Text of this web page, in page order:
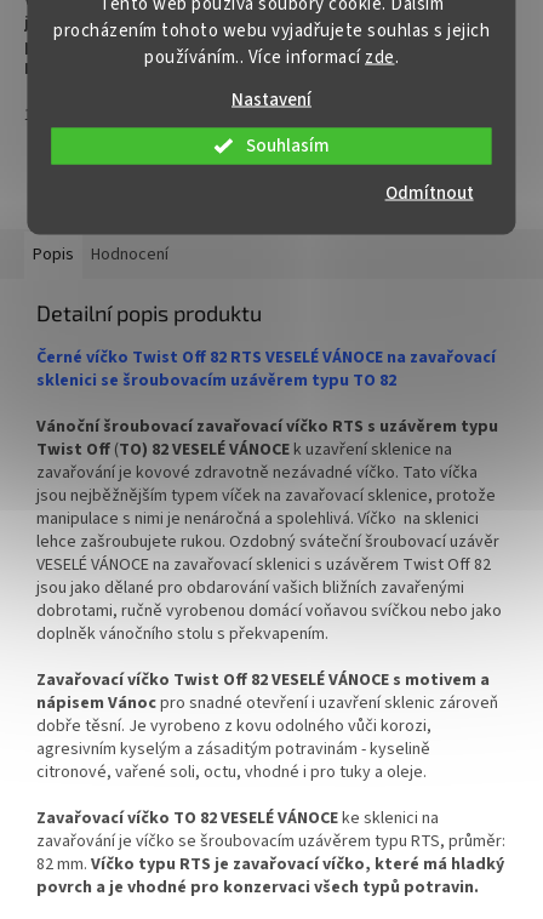
procházením tohoto webu vyjadřujete souhlas s jejich
používáním.. Více informacízde.
Nastavení
Odmítnout
Souhlasím
jednu paletu produktů nebo
pravidelné spolupráci !!!
Kontaktujte nás :
s uzávěrem typu Twist Off 82
otevření sklenice
✅ Originální víčko, které jinde
nekoupíte!
✅ Víčka skladem a ihned k
odeslání!
1
jednu paletu produktů nebo
pravidelné spolupráci !!!
Kontaktujte nás :
info@zavarovacisklo.cz
✅Vánoční v
s uzávěrem typu Twist Off 82
✅ Šroubovací víčko pro snadné
otevření sklenice
✅ Originální víčko, které jinde
nekoupíte!
✅ Víčka skladem a ihned k
odeslání!
1
ZOBRAZIT VŠECHNY PODOBNÉ PRODUKTY
Popis Hodnocení
Detailní popis produktu
Černé víčko Twist Off 82 RTS VESELÉ VÁNOCE na zavařovací
sklenici se šroubovacím uzávěrem typu TO 82
Vánoční šroubovací zavařovací víčko RTS s uzávěrem typu
Twist Off (TO) 82 VESELÉ VÁNOCE k uzavření sklenice na
zavařování je kovové zdravotně nezávadné víčko. Tato víčka
jsou nejběžnějším typem víček na zavařovací sklenice, protože
manipulace s nimi je nenáročná a spolehlivá. Víčko na sklenici
lehce zašroubujete rukou. Ozdobný sváteční šroubovací uzávěr
VESELÉ VÁNOCE na zavařovací sklenici s uzávěrem Twist Off 82
jsou jako dělané pro obdarování vašich bližních zavařenými
dobrotami, ručně vyrobenou domácí voňavou svíčkou nebo jako
doplněk vánočního stolu s překvapením.
Zavařovací víčko Twist Off 82 VESELÉ VÁNOCE s motivem a
nápisem Vánocpro snadné otevření i uzavření sklenic zároveň
dobře těsní. Je vyrobeno z kovu odolného vůči korozi,
agresivním kyselým a zásaditým potravinám - kyselině
citronové, vařené soli, octu, vhodné i pro tuky a oleje.
Zavařovací víčko TO 82 VESELÉ VÁNOCEke sklenici na
zavařování je víčko se šroubovacím uzávěrem typu RTS, průměr:
82 mm. Víčko typu RTS je zavařovací víčko, které má hladký
povrch a je vhodné pro konzervaci všech typů potravin.